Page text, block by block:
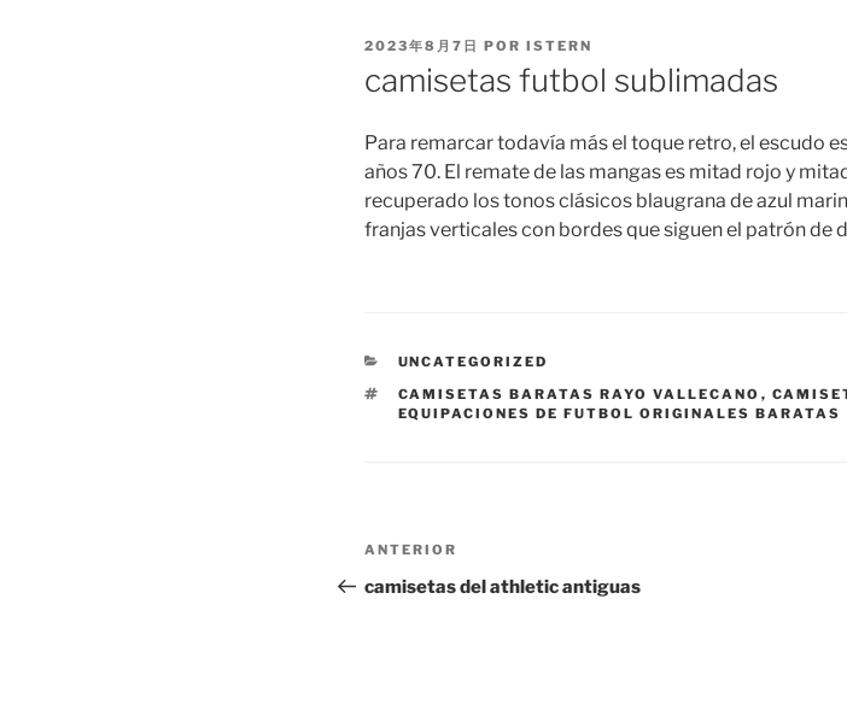
PUBLICADO
2023年8月7日 POR ISTERN
camisetas futbol sublimadas
Para remarcar todavía más el toque retro, el escudo
años 70. El remate de las mangas es mitad rojo y
recuperado los tonos clásicos blaugrana de azul
franjas verticales con bordes que siguen el patrón de
CATEGORÍAS
UNCATEGORIZED
ETIQUETAS
CAMISETAS BARATAS RAYO VALLECANO ,
EQUIPACIONES DE FUTBOL ORIGINALES BARATAS
Navegación
de
Entrada
anterior:
ANTERIOR
camisetas del athletic antiguas